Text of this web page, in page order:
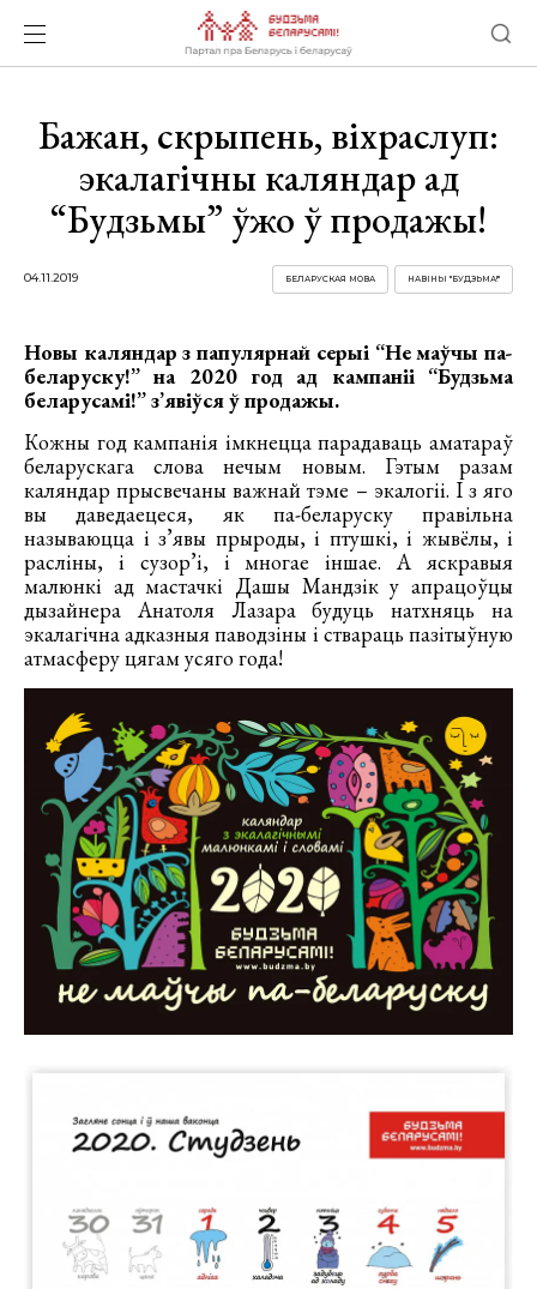
Бажан, скрыпень, віхраслуп:
экалагічны каляндар ад
“Будзьмы” ўжо ў продажы!
04.11.2019 НАВІНЫ "БУДЗЬМА!"
БЕЛАРУСКАЯ МОВА
Новы каляндар з папулярнай серыі “Не маўчы па-
беларуску!” на 2020 год ад кампаніі “Будзьма
беларусамі!” з’явіўся ў продажы.
Кожны год кампанія імкнецца парадаваць аматараў
беларускага слова нечым новым. Гэтым разам
каляндар прысвечаны важнай тэме – экалогіі. І з яго
вы даведаецеся, як па-беларуску правільна
называюцца і з’явы прыроды, і птушкі, і жывёлы, і
расліны, і сузор’і, і многае іншае. А яскравыя
малюнкі ад мастачкі Дашы Мандзік у апрацоўцы
дызайнера Анатоля Лазара будуць натхняць на
экалагічна адказныя паводзіны і ствараць пазітыўную
атмасферу цягам усяго года!